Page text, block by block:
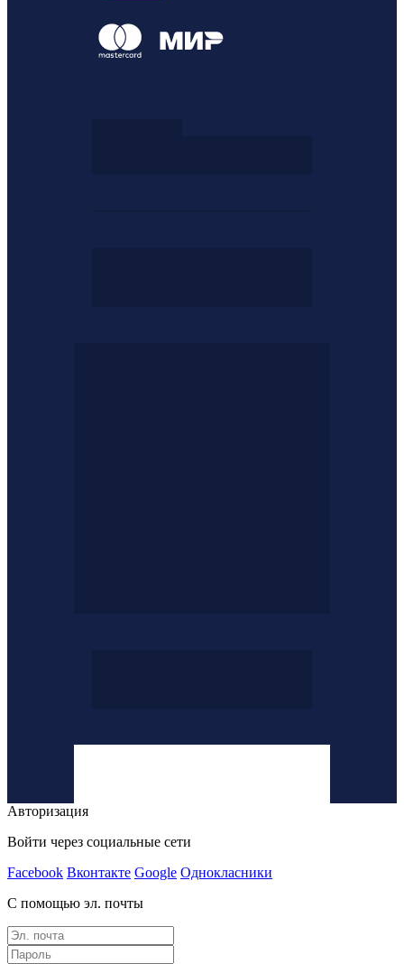
Авторизация
Войти через социальные сети
Facebook Вконтакте Google Однокласники
С помощью эл. почты